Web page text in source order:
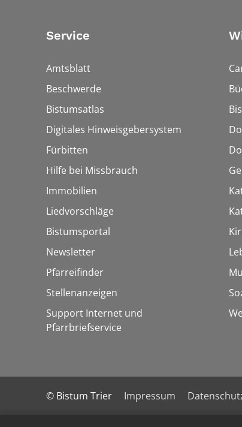
Service
Amtsblatt
Beschwerde
Bistumsatlas
Digitales Hinweisgebersystem
Fürbitten
Hilfe bei Missbrauch
Immobilien
Liedvorschläge
Bistumsportal
Newsletter
Pfarreifinder
Stellenanzeigen
Support Internet und
Pfarrbriefservice
© Bistum Trier Impressum